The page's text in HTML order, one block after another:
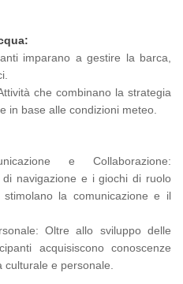
imparano a gestire la barca,
che combinano la strategia
in base alle condizioni meteo.
e Collaborazione:
navigazione e i giochi di ruolo
la comunicazione e il
Oltre allo sviluppo delle
acquisiscono conoscenze
e personale.